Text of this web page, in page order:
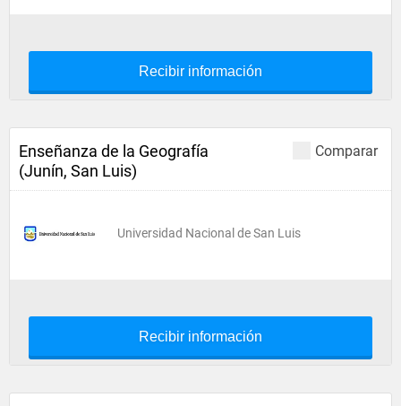
Recibir información
Comparar
Enseñanza de la Geografía
(Junín, San Luis)
Universidad Nacional de San Luis
Recibir información